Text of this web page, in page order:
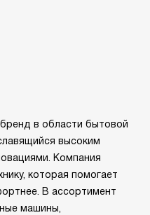
в области бытовой
высоким
Компания
которая помогает
В ассортимент
машины,